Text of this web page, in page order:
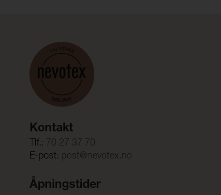
Kontakt
Tlf.: 70 27 37 70
E-post: post@nevotex.no
Åpningstider